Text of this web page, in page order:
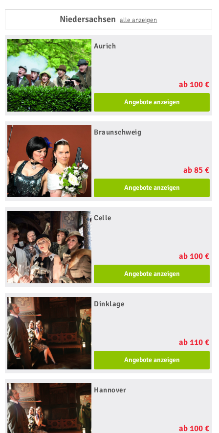
Niedersachsenalle anzeigen
Aurich
ab 100 €
Angebote anzeigen
Braunschweig
ab 85 €
Angebote anzeigen
Celle
ab 100 €
Angebote anzeigen
Dinklage
ab 110 €
Angebote anzeigen
Hannover
ab 100 €